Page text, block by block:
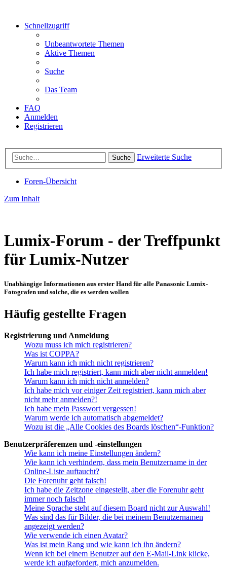
Schnellzugriff
Unbeantwortete Themen
Aktive Themen
Suche
Das Team
FAQ
Anmelden
Registrieren
Suche Erweiterte Suche
Foren-Übersicht
Zum Inhalt
Lumix-Forum - der Treffpunkt
für Lumix-Nutzer
Unabhängige Informationen aus erster Hand für alle Panasonic Lumix-
Fotografen und solche, die es werden wollen
Häufig gestellte Fragen
Registrierung und Anmeldung
Wozu muss ich mich registrieren?
Was ist COPPA?
Warum kann ich mich nicht registrieren?
Ich habe mich registriert, kann mich aber nicht anmelden!
Warum kann ich mich nicht anmelden?
Ich habe mich vor einiger Zeit registriert, kann mich aber
nicht mehr anmelden?!
Ich habe mein Passwort vergessen!
Warum werde ich automatisch abgemeldet?
Wozu ist die „Alle Cookies des Boards löschen“-Funktion?
Benutzerpräferenzen und -einstellungen
Wie kann ich meine Einstellungen ändern?
Wie kann ich verhindern, dass mein Benutzername in der
Online-Liste auftaucht?
Die Forenuhr geht falsch!
Ich habe die Zeitzone eingestellt, aber die Forenuhr geht
immer noch falsch!
Meine Sprache steht auf diesem Board nicht zur Auswahl!
Was sind das für Bilder, die bei meinem Benutzernamen
angezeigt werden?
Wie verwende ich einen Avatar?
Was ist mein Rang und wie kann ich ihn ändern?
Wenn ich bei einem Benutzer auf den E-Mail-Link klicke,
werde ich aufgefordert, mich anzumelden.